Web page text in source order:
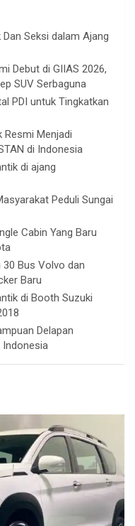
Seksi dalam Ajang
Debut di GIIAS 2026,
SUV Serbaguna
PDI untuk Tingkatkan
Resmi Menjadi
di Indonesia
di ajang
Peduli Sungai
Cabin Yang Baru
Bus Volvo dan
Baru
di Booth Suzuki
Delapan
Indonesia